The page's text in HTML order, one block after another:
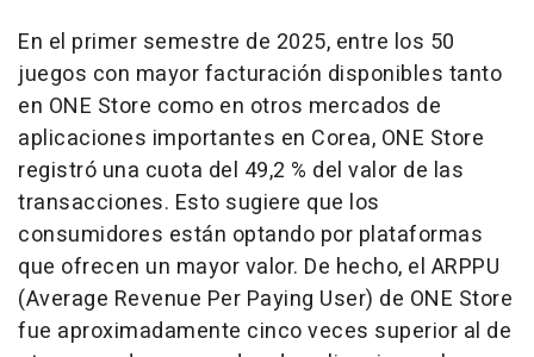
En el primer semestre de 2025, entre los 50
juegos con mayor facturación disponibles tanto
en ONE Store como en otros mercados de
aplicaciones importantes en Corea, ONE Store
registró una cuota del 49,2 % del valor de las
transacciones. Esto sugiere que los
consumidores están optando por plataformas
que ofrecen un mayor valor. De hecho, el ARPPU
(Average Revenue Per Paying User) de ONE Store
fue aproximadamente cinco veces superior al de